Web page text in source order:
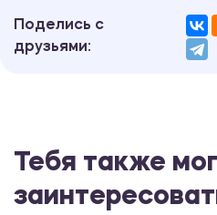
Поделись с
друзьями:
Тебя также